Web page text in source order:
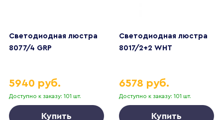
Светодиодная люстра
8077/4 GRP
Доступно к заказу: 101 шт.
5940 руб.
Купить
Светодиодная люстра
8017/2+2 WHT
Доступно к заказу: 101 шт.
6578 руб.
Купить